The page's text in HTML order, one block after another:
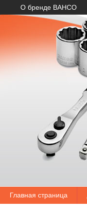
О бренде BAHCO
Главная страница